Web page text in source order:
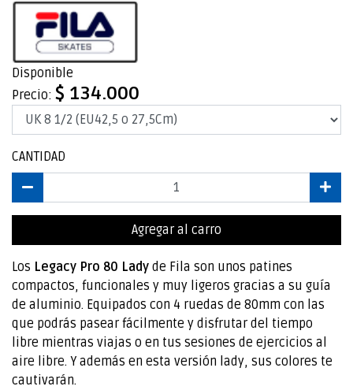
Disponible
Precio: $ 134.000
CANTIDAD
Agregar al carro
Los Legacy Pro 80 Lady de Fila son unos patines
compactos, funcionales y muy ligeros gracias a su guía
de aluminio. Equipados con 4 ruedas de 80mm con las
que podrás pasear fácilmente y disfrutar del tiempo
libre mientras viajas o en tus sesiones de ejercicios al
aire libre. Y además en esta versión lady, sus colores te
cautivarán.